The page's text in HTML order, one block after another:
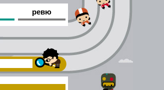
ревю